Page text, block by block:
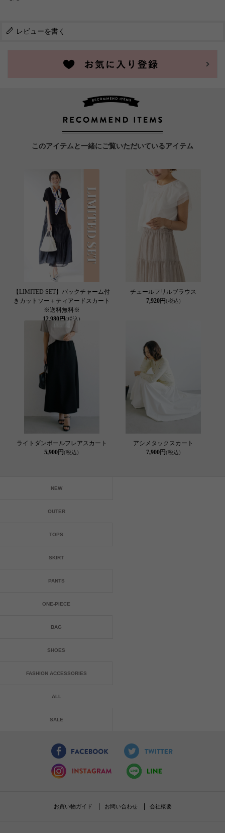
レビューを書く
このアイテムと一緒にご覧いただいているアイテム
【LIMITED SET】バックチャーム付
きカットソー＋ティアードスカート
※送料無料※
12,980円(税込)
チュールフリルブラウス
7,920円(税込)
ライトダンボールフレアスカート
5,900円(税込)
アシメタックスカート
7,900円(税込)
NEW
OUTER
TOPS
SKIRT
PANTS
ONE-PIECE
BAG
SHOES
FASHION ACCESSORIES
ALL
SALE
お買い物ガイド お問い合わせ 会社概要